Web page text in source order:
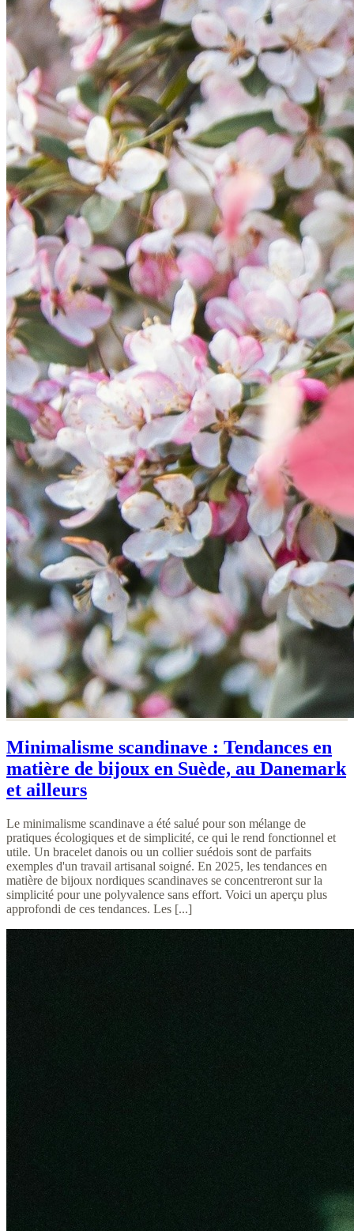
Minimalisme scandinave : Tendances en
matière de bijoux en Suède, au Danemark
et ailleurs
Le minimalisme scandinave a été salué pour son mélange de
pratiques écologiques et de simplicité, ce qui le rend fonctionnel et
utile. Un bracelet danois ou un collier suédois sont de parfaits
exemples d'un travail artisanal soigné. En 2025, les tendances en
matière de bijoux nordiques scandinaves se concentreront sur la
simplicité pour une polyvalence sans effort. Voici un aperçu plus
approfondi de ces tendances. Les [...]